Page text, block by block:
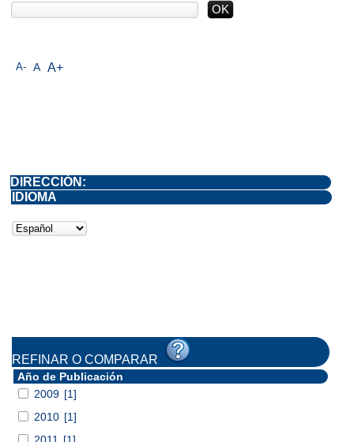
A- A A+
DIRECCIÓN:
IDIOMA
REFINAR O COMPARAR
Año de Publicación
2009 [1]
2010 [1]
2011
[1]